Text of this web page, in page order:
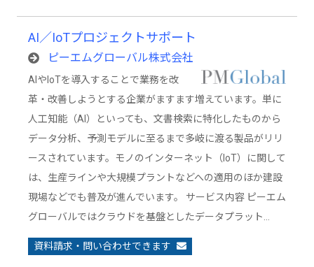
AI／IoTプロジェクトサポート
ピーエムグローバル株式会社
AIやIoTを導入することで業務を改
革・改善しようとする企業がますます増えています。単に
人工知能（AI）といっても、文書検索に特化したものから
データ分析、予測モデルに至るまで多岐に渡る製品がリリ
ースされています。モノのインターネット（IoT）に関して
は、生産ラインや大規模プラントなどへの適用のほか建設
現場などでも普及が進んでいます。 サービス内容 ピーエム
グローバルではクラウドを基盤としたデータプラット…
資料請求・問い合わせできます